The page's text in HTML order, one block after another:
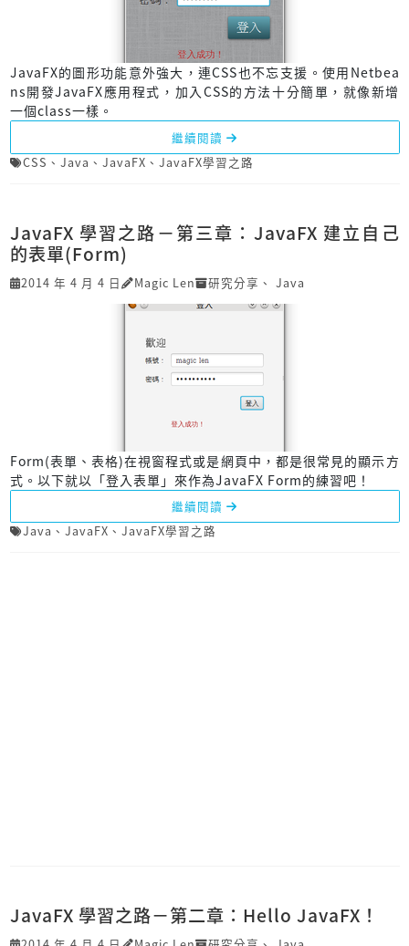
JavaFX的圖形功能意外強大，連CSS也不忘支援。使用Netbea
ns開發JavaFX應用程式，加入CSS的方法十分簡單，就像新增
一個class一樣。
繼續閱讀
CSS 、 Java 、 JavaFX 、 JavaFX學習之路
JavaFX 學習之路－第三章：JavaFX 建立自己
的表單(Form)
2014 年 4 月 4 日 Magic Len 研究分享 、 Java
Form(表單、表格)在視窗程式或是網頁中，都是很常見的顯示方
式。以下就以「登入表單」來作為JavaFX Form的練習吧！
繼續閱讀
Java 、 JavaFX 、 JavaFX學習之路
JavaFX 學習之路－第二章：Hello JavaFX！